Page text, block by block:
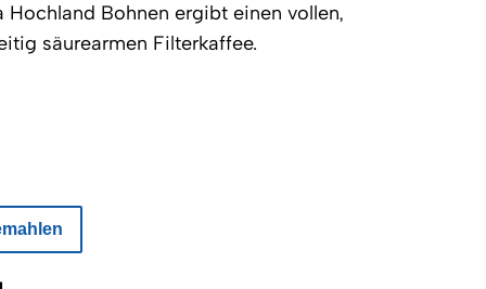
Hochland Bohnen ergibt einen vollen,
säurearmen Filterkaffee.